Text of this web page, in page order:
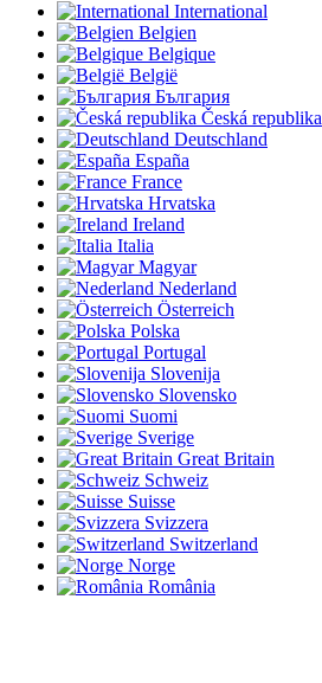
International
Belgien
Belgique
België
България
Česká republika
Deutschland
España
France
Hrvatska
Ireland
Italia
Magyar
Nederland
Österreich
Polska
Portugal
Slovenija
Slovensko
Suomi
Sverige
Great Britain
Schweiz
Suisse
Svizzera
Switzerland
Norge
România